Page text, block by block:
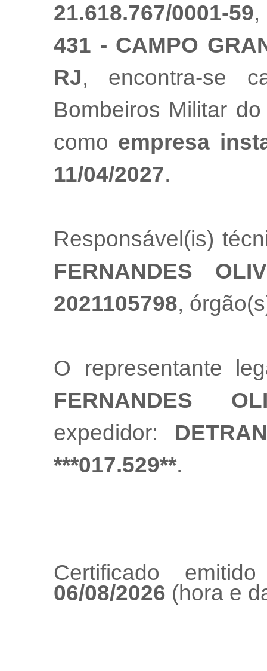
21.618.767/0001-59
431 - CAMPO
RJ, encontra-se
Bombeiros Militar
como empresa
11/04/2027.
Responsável(is)
FERNANDES
2021105798,
O representante
FERNANDES
expedidor:
***017.529**.
Certificado
06/08/2026 (hora e